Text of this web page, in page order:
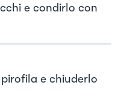
e condirlo con
e chiuderlo